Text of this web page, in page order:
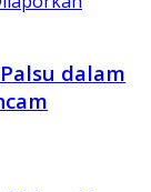
dalam